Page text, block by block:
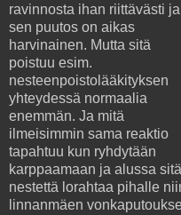
ravinnosta ihan riittävästi ja
sen puutos on aikas
harvinainen. Mutta sitä
poistuu esim.
nesteenpoistolääkityksen
yhteydessä normaalia
enemmän. Ja mitä
ilmeisimmin sama reaktio
tapahtuu kun ryhdytään
karppaamaan ja alussa sitä
nestettä lorahtaa pihalle
linnanmäen